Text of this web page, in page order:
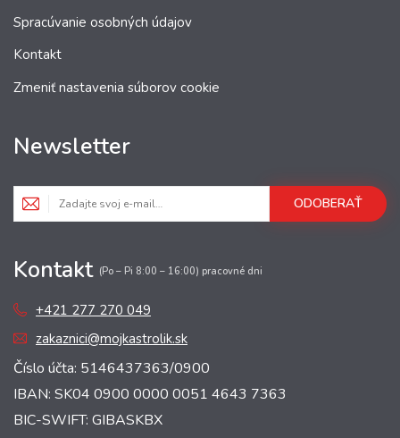
Spracúvanie osobných údajov
Kontakt
Zmeniť nastavenia súborov cookie
Newsletter
ODOBERAŤ
Kontakt (Po – Pi 8:00 – 16:00) pracovné dni
+421 277 270 049
zakaznici@mojkastrolik.sk
Číslo účta: 5146437363/0900
IBAN: SK04 0900 0000 0051 4643 7363
BIC-SWIFT: GIBASKBX